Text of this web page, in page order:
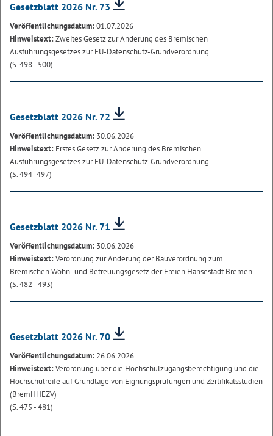
Gesetzblatt 2026 Nr. 73
Veröffentlichungsdatum:01.07.2026
Hinweistext:Zweites Gesetz zur Änderung des Bremischen
Ausführungsgesetzes zur EU-Datenschutz-Grundverordnung
(S. 498 - 500)
Gesetzblatt 2026 Nr. 72
Veröffentlichungsdatum: 30.06.2026
Hinweistext: Erstes Gesetz zur Änderung des Bremischen
Ausführungsgesetzes zur EU-Datenschutz-Grundverordnung
(S. 494 -497)
Gesetzblatt 2026 Nr. 71
Veröffentlichungsdatum: 30.06.2026
Hinweistext:Verordnung zur Änderung der Bauverordnung zum
Bremischen Wohn- und Betreuungsgesetz der Freien Hansestadt Bremen
(S. 482 - 493)
Gesetzblatt 2026 Nr. 70
Veröffentlichungsdatum: 26.06.2026
Hinweistext:Verordnung über die Hochschulzugangsberechtigung und die
Hochschulreife auf Grundlage von Eignungsprüfungen und Zertifikatsstudien
(BremHHEZV)
(S. 475 - 481)